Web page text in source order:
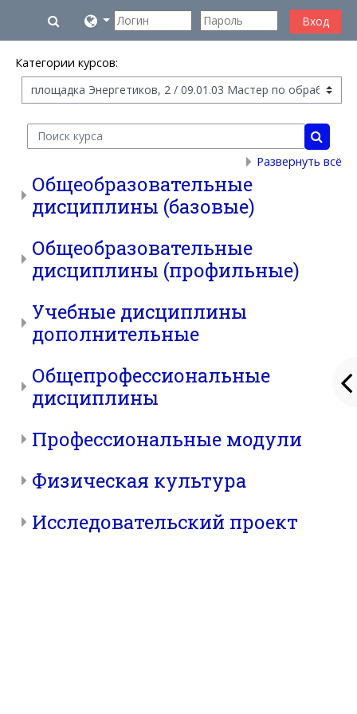
Перейти к основному содержанию
Изменить данные поисковой строки
Вход
Категории курсов:
Поиск курса
Поиск
Развернуть всё
Общеобразовательные
дисциплины (базовые)
Общеобразовательные
дисциплины (профильные)
Учебные дисциплины
дополнительные
Общепрофессиональные
дисциплины
Профессиональные модули
Физическая культура
Исследовательский проект